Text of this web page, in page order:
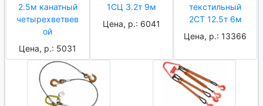
2.5м канатный
четырехветвев
ой
Цена, р.: 5031
1СЦ 3.2т 9м
Цена, р.: 6041
текстильный
2СТ 12.5т 6м
Цена, р.: 13366